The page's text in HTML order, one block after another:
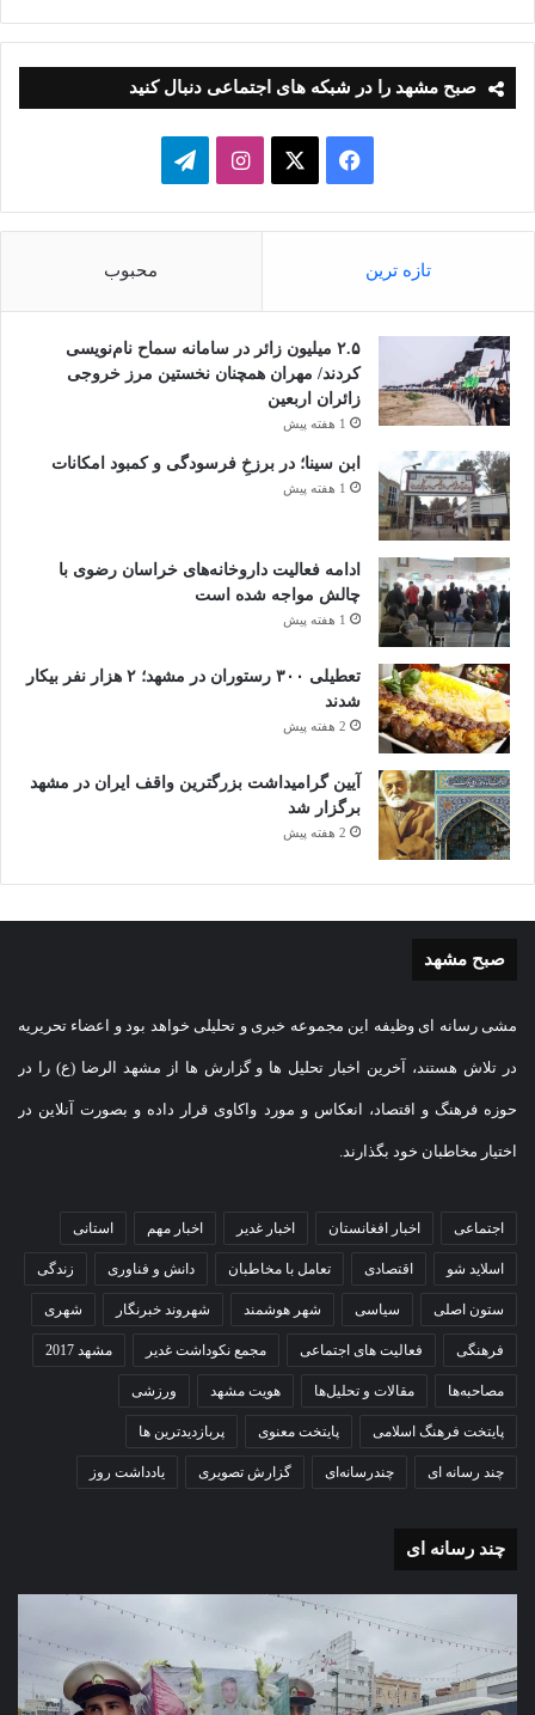
صبح مشهد را در شبکه های اجتماعی دنبال کنید
فیسبوک ایکساینستاگرامتلگرام
تازه ترین محبوب
۲.۵ میلیون زائر در سامانه سماح نام‌نویسی
کردند/ مهران همچنان نخستین مرز خروجی
زائران اربعین
1 هفته پیش
ابن سینا؛ در برزخِ فرسودگی و کمبود امکانات
1 هفته پیش
ادامه فعالیت داروخانه‌های خراسان رضوی با
چالش مواجه شده است
1 هفته پیش
تعطیلی ۳۰۰ رستوران در مشهد؛ ۲ هزار نفر بیکار
شدند
2 هفته پیش
آیین گرامیداشت بزرگترین واقف ایران در مشهد
برگزار شد
2 هفته پیش
صبح مشهد
مشی رسانه ای وظیفه این مجموعه خبری و تحلیلی خواهد بود و اعضاء تحریریه
در تلاش هستند، آخرین اخبار تحلیل ها و گزارش ها از مشهد الرضا (ع) را در
حوزه فرهنگ و اقتصاد، انعکاس و مورد واکاوی قرار داده و بصورت آنلاین در
اختیار مخاطبان خود بگذارند.
اجتماعی اخبار افغانستان اخبار غدیر اخبار مهم استانی
اسلاید شو اقتصادی تعامل با مخاطبان دانش و فناوری زندگی
ستون اصلی سیاسی شهر هوشمند شهروند خبرنگار شهری
فرهنگی فعالیت های اجتماعی مجمع نکوداشت غدیر مشهد 2017
مصاحبه‌ها مقالات و تحلیل‌ها هویت مشهد ورزشی
پایتخت فرهنگ اسلامی پایتخت معنوی پربازدیدترین ها
چند رسانه ای چندرسانه‌ای گزارش تصویری یادداشت روز
چند رسانه ای
تشییع
پیکر
مطهر